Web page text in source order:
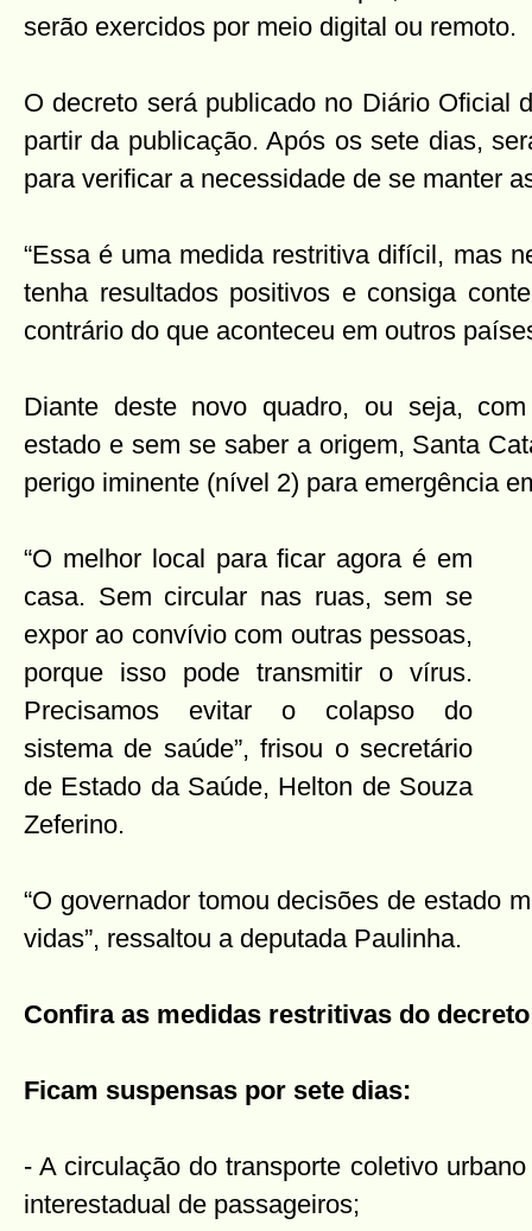
serão exercidos por meio digital ou remoto.
O decreto será publicado no Diário Oficial
partir da publicação. Após os sete dias,
para verificar a necessidade de se manter
“Essa é uma medida restritiva difícil, mas
tenha resultados positivos e consiga
contrário do que aconteceu em outros
Diante deste novo quadro, ou seja,
estado e sem se saber a origem, Santa
perigo iminente (nível 2) para emergência
“O melhor local para ficar agora é em
casa. Sem circular nas ruas, sem se
expor ao convívio com outras pessoas,
porque isso pode transmitir o vírus.
Precisamos evitar o colapso do
sistema de saúde”, frisou o secretário
de Estado da Saúde, Helton de Souza
Zeferino.
“O governador tomou decisões de estado
vidas”, ressaltou a deputada Paulinha.
Confira as medidas restritivas do
Ficam suspensas por sete dias:
- A circulação do transporte coletivo
interestadual de passageiros;